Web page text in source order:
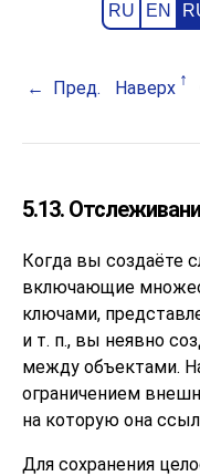
RU EN
Пред. Наверх
5.13.
Когда вы создаёте
включающие
ключами,
и т. п., вы неявно
между объектами.
ограничением
на которую она
Для сохранения